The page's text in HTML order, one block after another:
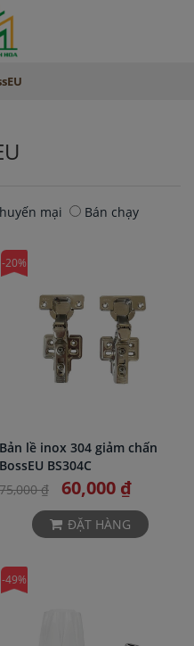
mại Bán chạy
-20%
Bản lề inox 304 giảm chấn
BossEU BS304C
75,000 ₫
60,000 ₫
ĐẶT HÀNG
-49%